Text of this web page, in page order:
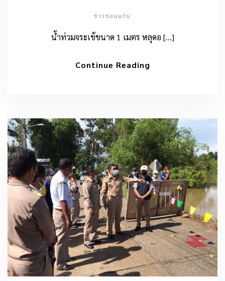
ข่าวขอนแก่น
น้ำท่วมจระเข้ขนาด 1 เมตร หลุดอ […]
Continue Reading